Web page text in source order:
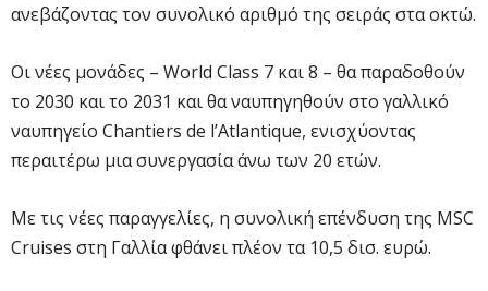
ανεβάζοντας τον συνολικό αριθμό της σειράς στα οκτώ.
Οι νέες μονάδες – World Class 7 και 8 – θα παραδοθούν
το 2030 και το 2031 και θα ναυπηγηθούν στο γαλλικό
ναυπηγείο Chantiers de l’Atlantique, ενισχύοντας
περαιτέρω μια συνεργασία άνω των 20 ετών.
Με τις νέες παραγγελίες, η συνολική επένδυση της MSC
Cruises στη Γαλλία φθάνει πλέον τα 10,5 δισ. ευρώ.